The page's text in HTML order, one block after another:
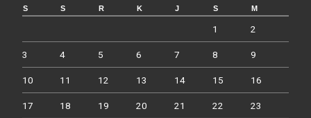
S S R K J S M
1 2
3 4 5 6 7 8 9
10 11 12 13 14 15 16
17 18 19 20 21 22 23